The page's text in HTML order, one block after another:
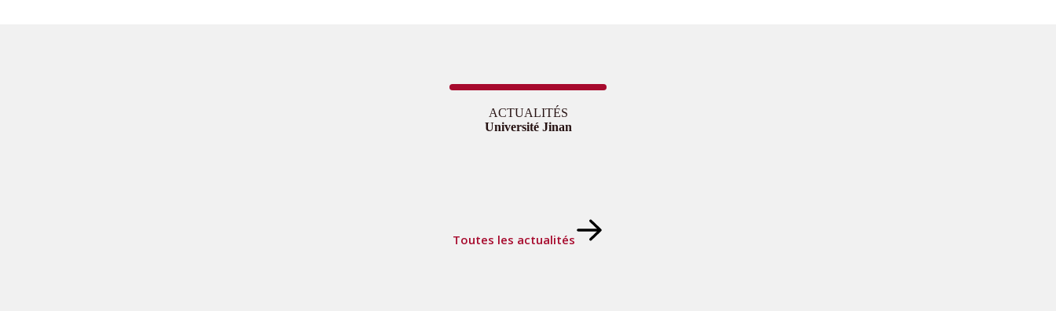
ACTUALITÉS
Université Jinan
Toutes les actualités